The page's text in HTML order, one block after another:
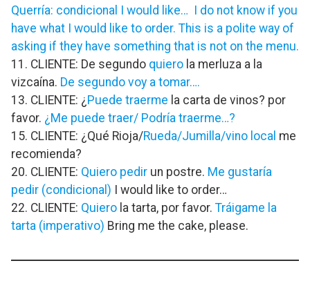
Querría: condicional I would like… I do not know if you
have what I would like to order. This is a polite way of
asking if they have something that is not on the menu.
11. CLIENTE: De segundo quiero la merluza a la
vizcaína. De segundo voy a tomar….
13. CLIENTE: ¿ Puede traerme la carta de vinos? por
favor. ¿Me puede traer/ Podría traerme…?
15. CLIENTE: ¿Qué Rioja/Rueda/Jumilla/vino local me
recomienda?
20. CLIENTE: Quiero pedir un postre. Me gustaría
pedir (condicional) I would like to order…
22. CLIENTE: Quiero la tarta, por favor. Tráigame la
tarta (imperativo) Bring me the cake, please.